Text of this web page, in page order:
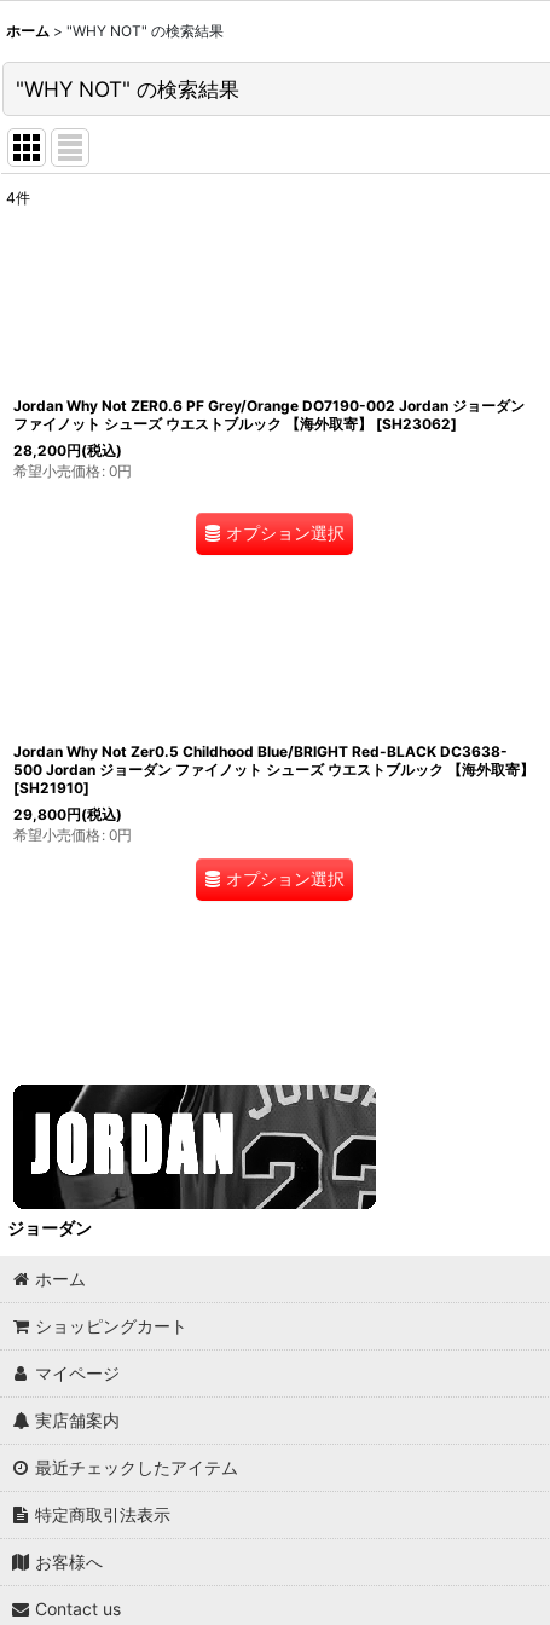
ホーム > "WHY NOT" の検索結果
"WHY NOT" の検索結果
4件
Jordan Why Not ZER0.6 PF Grey/Orange DO7190-002 Jordan ジョーダン
ファイノット シューズ ウエストブルック 【海外取寄】
[SH23062]
28,200円(税込)
希望小売価格: 0円
オプション選択
Jordan Why Not Zer0.5 Childhood Blue/BRIGHT Red-BLACK DC3638-
500 Jordan ジョーダン ファイノット シューズ ウエストブルック 【海外取寄】
[SH21910]
29,800円(税込)
希望小売価格: 0円
オプション選択
ジョーダン
ホーム
ショッピングカート
マイページ
実店舗案内
最近チェックしたアイテム
特定商取引法表示
お客様へ
Contact us